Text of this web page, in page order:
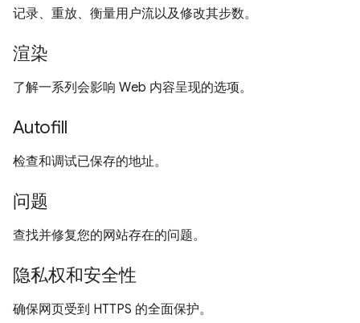
记录、重放、衡量用户流以及修改其步数。
渲染
了解一系列会影响 Web 内容呈现的选项。
Autofill
检查和调试已保存的地址。
问题
查找并修复您的网站存在的问题。
隐私权和安全性
确保网页受到 HTTPS 的全面保护。